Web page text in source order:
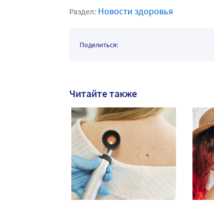
Раздел: Новости здоровья
Поделиться:
Читайте также